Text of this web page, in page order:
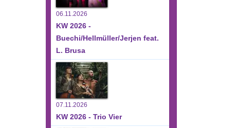
06.11.2026
KW 2026 -
Buechi/Hellmüller/Jerjen feat.
L. Brusa
07.11.2026
KW 2026 - Trio Vier